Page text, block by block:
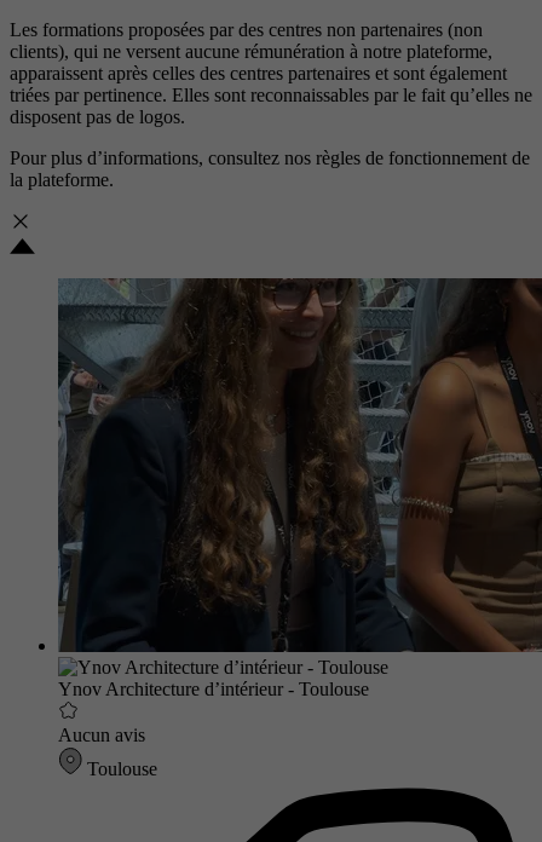
Les formations proposées par des centres non partenaires (non
clients), qui ne versent aucune rémunération à notre plateforme,
apparaissent après celles des centres partenaires et sont également
triées par pertinence. Elles sont reconnaissables par le fait qu’elles ne
disposent pas de logos.
Pour plus d’informations, consultez nos règles de fonctionnement de
la plateforme.
Ynov Architecture d’intérieur - Toulouse
Aucun avis
Toulouse